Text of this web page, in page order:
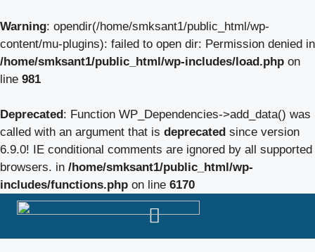
Warning: opendir(/home/smksant1/public_html/wp-
content/mu-plugins): failed to open dir: Permission denied in
/home/smksant1/public_html/wp-includes/load.php on
line 981
Deprecated: Function WP_Dependencies->add_data() was
called with an argument that is deprecated since version
6.9.0! IE conditional comments are ignored by all supported
browsers. in /home/smksant1/public_html/wp-
includes/functions.php on line 6170